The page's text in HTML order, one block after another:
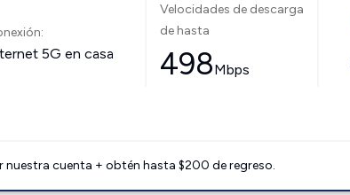
5G en casa
Velocidades de descarga
de hasta
498Mbps
nuestra cuenta + obtén hasta $200 de regreso.